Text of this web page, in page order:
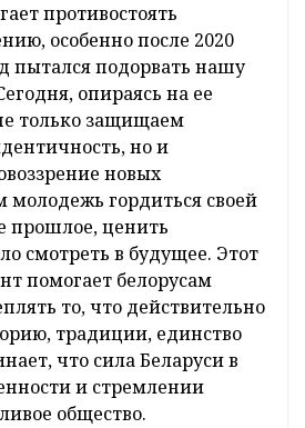
противостоять
особенно после 2020
пытался подорвать нашу
опираясь на ее
только защищаем
но и
новых
гордиться своей
прошлое, ценить
смотреть в будущее. Этот
помогает белорусам
то, что действительно
традиции, единство
что сила Беларуси в
и стремлении
общество.